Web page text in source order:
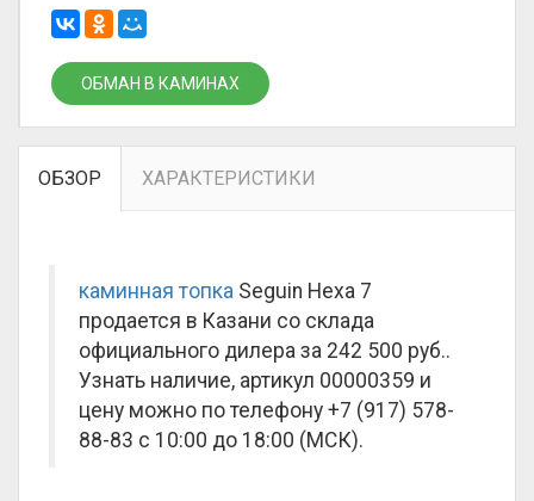
ОБМАН В КАМИНАХ
ОБЗОР ХАРАКТЕРИСТИКИ
каминная топка Seguin Hexa 7
продается в Казани со склада
официального дилера за 242 500 руб..
Узнать наличие, артикул 00000359 и
цену можно по телефону +7 (917) 578-
88-83 с 10:00 до 18:00 (МСК).